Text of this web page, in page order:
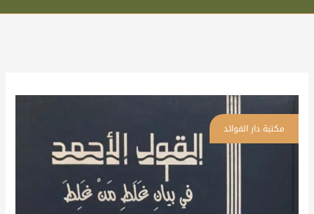
في
بيان
غلط
من
غلط